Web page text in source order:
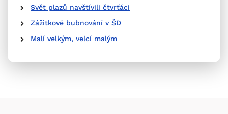
Svět plazů navštívili čtvrťáci
Zážitkové bubnování v ŠD
Malí velkým, velcí malým